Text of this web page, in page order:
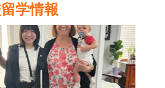
学情報